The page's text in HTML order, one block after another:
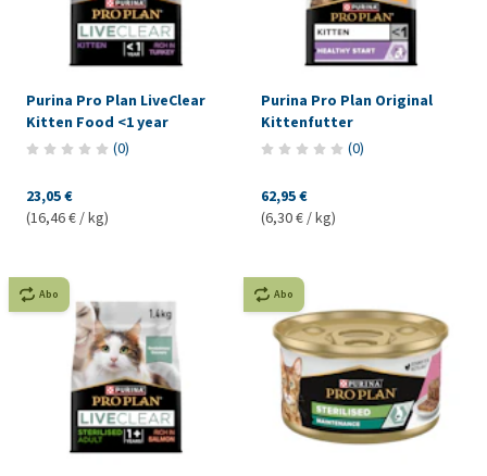
Purina Pro Plan LiveClear
Kitten Food <1 year
(0)
23,05 €
(16,46 € / kg)
Purina Pro Plan Original
Kittenfutter
(0)
62,95 €
(6,30 € / kg)
Abo Abo